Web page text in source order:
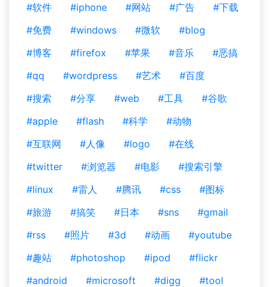
#软件
#iphone #网站 #广告
#下载
#免费
#windows #微软
#blog
#博客
#firefox #苹果 #音乐
#恶搞
#qq
#wordpress #艺术
#百度
#搜索
#分享 #web #工具
#谷歌
#apple
#flash #科学
#动物
#互联网
#人像 #logo
#在线
#twitter
#浏览器 #电影
#搜索引擎
#linux
#雷人 #腾讯 #css
#图标
#旅游
#搞笑 #日本 #sns
#gmail
#rss
#照片 #3d #动画
#youtube
#趣站
#photoshop #ipod
#flickr
#android
#microsoft #digg
#tool